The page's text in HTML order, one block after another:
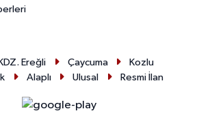
KDZ. Ereğli Çaycuma
Kozlu
Alaplı Ulusal Resmi İlan